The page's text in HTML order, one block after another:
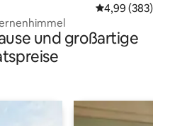
4,99 (383)
und großartige